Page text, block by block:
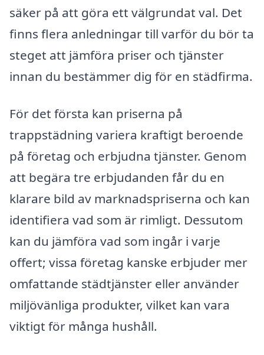
säker på att göra ett välgrundat val. Det
finns flera anledningar till varför du bör ta
steget att jämföra priser och tjänster
innan du bestämmer dig för en städfirma.
För det första kan priserna på
trappstädning variera kraftigt beroende
på företag och erbjudna tjänster. Genom
att begära tre erbjudanden får du en
klarare bild av marknadspriserna och kan
identifiera vad som är rimligt. Dessutom
kan du jämföra vad som ingår i varje
offert; vissa företag kanske erbjuder mer
omfattande städtjänster eller använder
miljövänliga produkter, vilket kan vara
viktigt för många hushåll.